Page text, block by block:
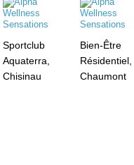
Sportclub
Aquaterra,
Chisinau
Bien-Être
Résidentiel,
Chaumont